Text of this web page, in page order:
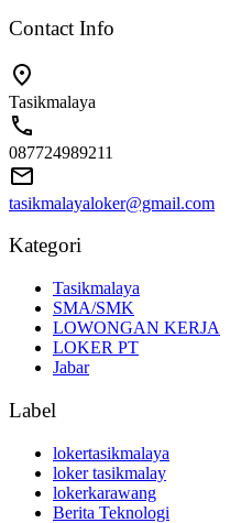
Contact Info
Tasikmalaya
087724989211
tasikmalayaloker@gmail.com
Kategori
Tasikmalaya
SMA/SMK
LOWONGAN KERJA
LOKER PT
Jabar
Label
lokertasikmalaya
loker tasikmalay
lokerkarawang
Berita Teknologi